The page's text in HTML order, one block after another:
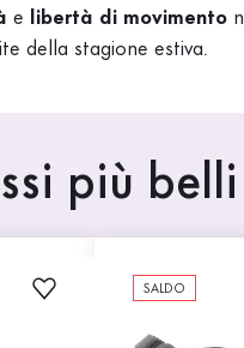
e libertà di movimento
della stagione estiva.
più belli
SALDO